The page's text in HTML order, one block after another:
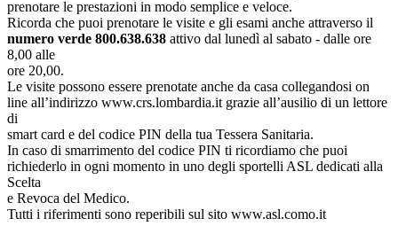
prenotare le prestazioni in modo semplice e veloce.
Ricorda che puoi prenotare le visite e gli esami anche attraverso il
numero verde 800.638.638 attivo dal lunedì al sabato - dalle ore
8,00 alle
ore 20,00.
Le visite possono essere prenotate anche da casa collegandosi on
line all’indirizzo www.crs.lombardia.it grazie all’ausilio di un lettore
di
smart card e del codice PIN della tua Tessera Sanitaria.
In caso di smarrimento del codice PIN ti ricordiamo che puoi
richiederlo in ogni momento in uno degli sportelli ASL dedicati alla
Scelta
e Revoca del Medico.
Tutti i riferimenti sono reperibili sul sito www.asl.como.it